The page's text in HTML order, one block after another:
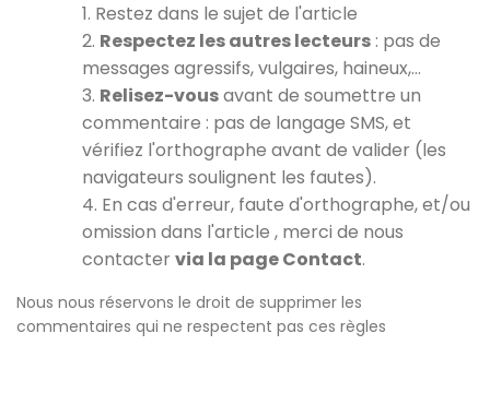
1. Restez dans le sujet de l'article
2. Respectez les autres lecteurs : pas de
messages agressifs, vulgaires, haineux,…
3. Relisez-vousavant de soumettre un
commentaire : pas de langage SMS, et
vérifiez l'orthographe avant de valider (les
navigateurs soulignent les fautes).
4. En cas d'erreur, faute d'orthographe, et/ou
omission dans l'article , merci de nous
contacter via la page Contact.
Nous nous réservons le droit de supprimer les
commentaires qui ne respectent pas ces règles